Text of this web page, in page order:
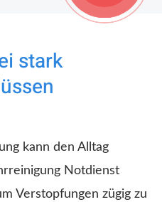
stark
kann den Alltag
Notdienst
Verstopfungen zügig zu